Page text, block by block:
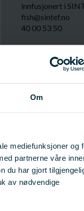
Om
mediefunksjoner og
partnerne våre
du har gjort
av nødvendige
innfusjonert i
fish@sintef.no
40 00 53 50
Halvard L.
SINTEF Fiskeri
innfusjonert i
Seniorforsker